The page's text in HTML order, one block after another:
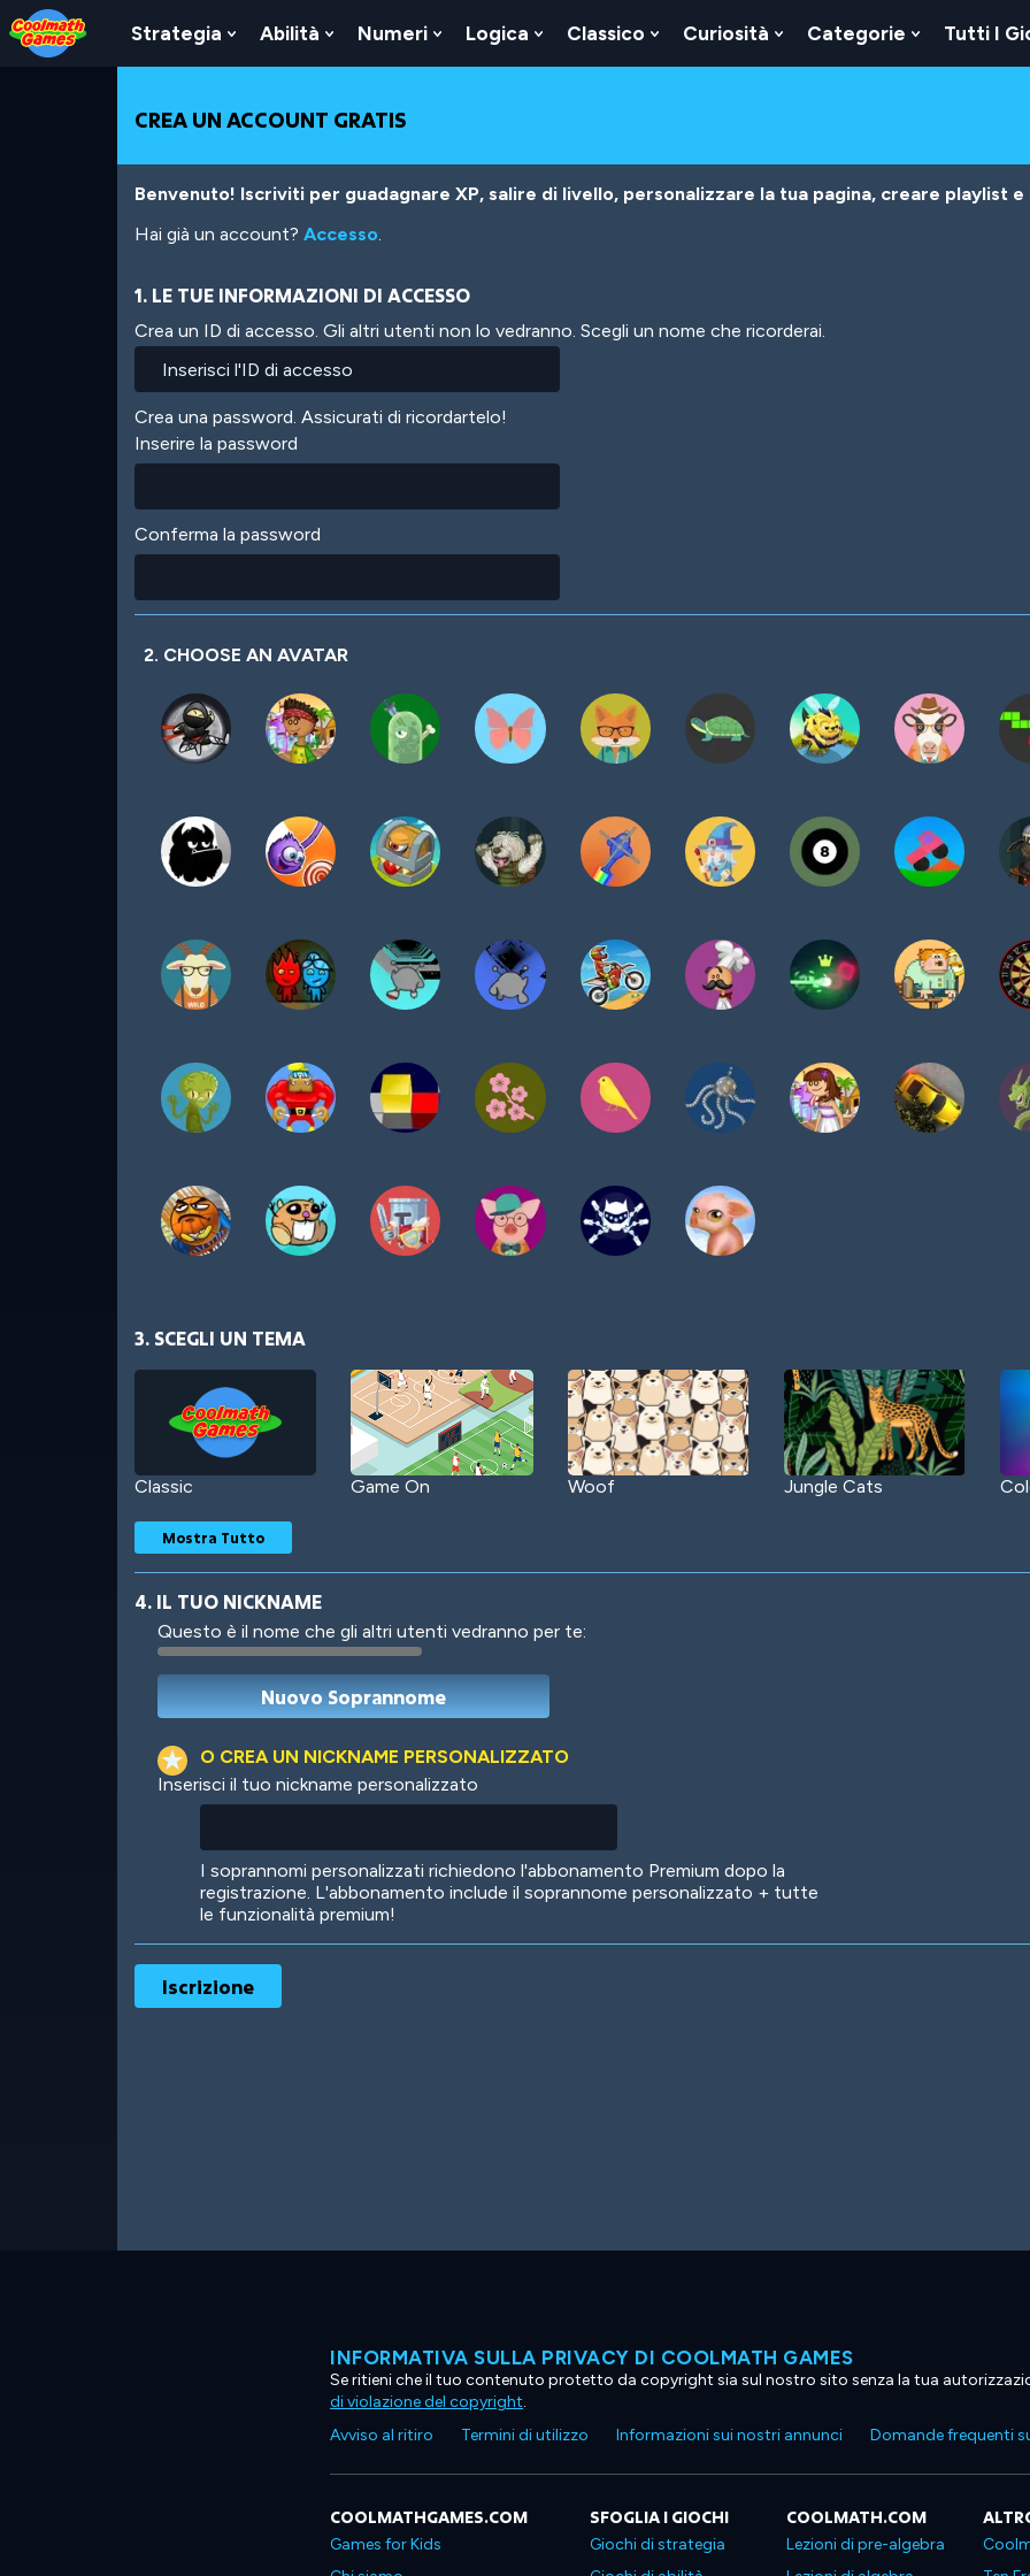
Skip
to
Top
Skip
to
Navigation
Skip
to
Main
Skip
to
Footer
Salta
al
contenuto
Strategia
Show
Submenu
Strategia
Abilità
Show
Submenu
Abilità
Numeri
Show
Submenu
Logica
Show
Submenu
Classico
Show
Submenu
Curiosità
Show
Submenu
Categorie
Show
Submenu
Tutti I
CREA UN ACCOUNT GRATIS
Benvenuto! Iscriviti per guadagnare XP, salire di livello, personalizzare la tua pagina, creare playlist
Hai già un account? Accesso.
1. LE TUE INFORMAZIONI DI ACCESSO
Crea un ID di accesso. Gli altri utenti non lo vedranno. Scegli un nome che ricorderai.
Crea una password. Assicurati di ricordartelo!
Inserire la password
Conferma la password
2. CHOOSE AN AVATAR
3. SCEGLI UN TEMA
Classic Game On Woof Jungle Cats
Robotic International
Ooh! Aah!
Mostra Tutto
4. IL TUO NICKNAME
Questo è il nome che gli altri utenti vedranno per te:
O CREA UN NICKNAME PERSONALIZZATO
Inserisci il tuo nickname personalizzato
I soprannomi personalizzati richiedono l'abbonamento Premium dopo la
registrazione. L'abbonamento include il soprannome personalizzato + tutte
le funzionalità premium!
INFORMATIVA SULLA PRIVACY DI COOLMATH GAMES
Se ritieni che il tuo contenuto protetto da copyright sia sul nostro sito senza la tua
di violazione del copyright.
Avviso al ritiro
Termini di utilizzo Informazioni sui nostri annunci Domande frequenti
COOLMATHGAMES.COM
Games for Kids
SFOGLIA I GIOCHI
Giochi di strategia
COOLMATH.COM
Lezioni di pre-algebra